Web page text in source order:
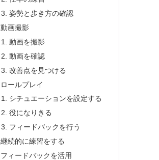
姿勢と歩き方の確認
動画撮影
動画を撮影
動画を確認
改善点を見つける
ロールプレイ
シチュエーションを設定する
役になりきる
フィードバックを行う
継続的に練習をする
フィードバックを活用